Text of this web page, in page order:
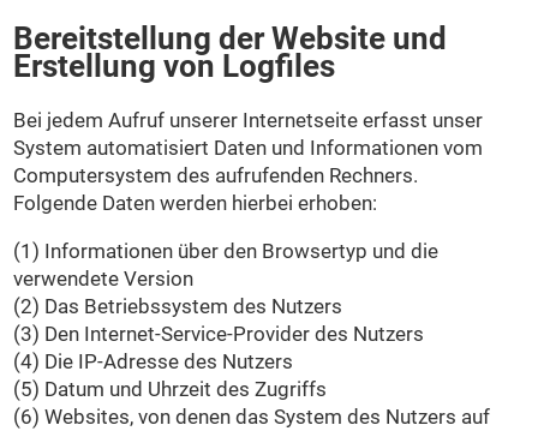
Bereitstellung der Website und
Erstellung von Logfiles
Bei jedem Aufruf unserer Internetseite erfasst unser
System automatisiert Daten und Informationen vom
Computersystem des aufrufenden Rechners.
Folgende Daten werden hierbei erhoben:
(1) Informationen über den Browsertyp und die
verwendete Version
(2) Das Betriebssystem des Nutzers
(3) Den Internet-Service-Provider des Nutzers
(4) Die IP-Adresse des Nutzers
(5) Datum und Uhrzeit des Zugriffs
(6) Websites, von denen das System des Nutzers auf